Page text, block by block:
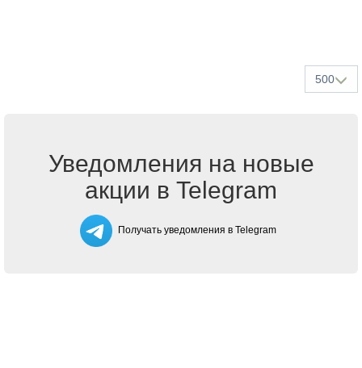
500
Уведомления на новые
акции в Telegram
Получать уведомления в Telegram